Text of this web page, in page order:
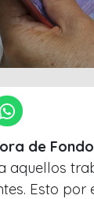
de
aquellos
Esto por